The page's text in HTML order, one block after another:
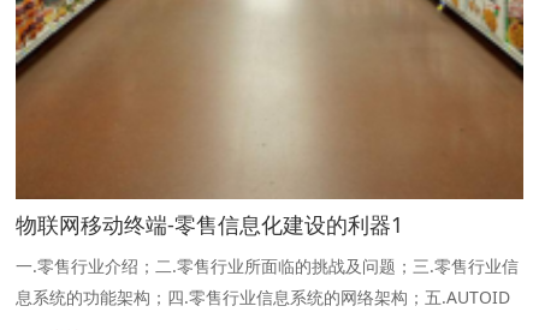
物联网移动终端-零售信息化建设的利器1
一.零售行业介绍；二.零售行业所面临的挑战及问题；三.零售行业信
息系统的功能架构；四.零售行业信息系统的网络架构；五.AUTOID